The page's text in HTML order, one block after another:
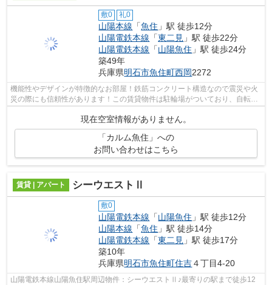
敷0 礼0
山陽本線 「魚住 」駅 徒歩12分
山陽電鉄本線 「東二見 」駅 徒歩22分
山陽電鉄本線 「山陽魚住 」駅 徒歩24分
築49年
兵庫県明石市魚住町西岡2272
機能性やデザインが特徴的なお部屋！鉄筋コンクリート構造なので震災や火
災の際にも信頼性があります！この賃貸物件は駐輪場がついており、自転車
の置き場所にも困りません！山陽本線...
現在空室情報がありません。
「カルム魚住」への
お問い合わせはこちら
賃貸 | アパート シーウエストⅡ
敷0
山陽電鉄本線 「山陽魚住 」駅 徒歩12分
山陽本線 「魚住 」駅 徒歩14分
山陽電鉄本線 「東二見 」駅 徒歩17分
築10年
兵庫県明石市魚住町住吉４丁目4-20
山陽電鉄本線山陽魚住駅周辺物件：シーウエストⅡ♪最寄りの駅まで徒歩12